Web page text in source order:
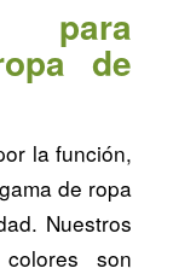
de
la función,
de ropa
Nuestros
son